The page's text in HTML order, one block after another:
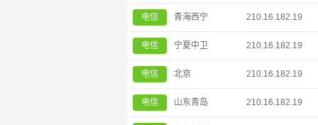
电信 青海西宁 210.16.182.19
电信 宁夏中卫 210.16.182.19
电信 北京 210.16.182.19
电信 山东青岛 210.16.182.19